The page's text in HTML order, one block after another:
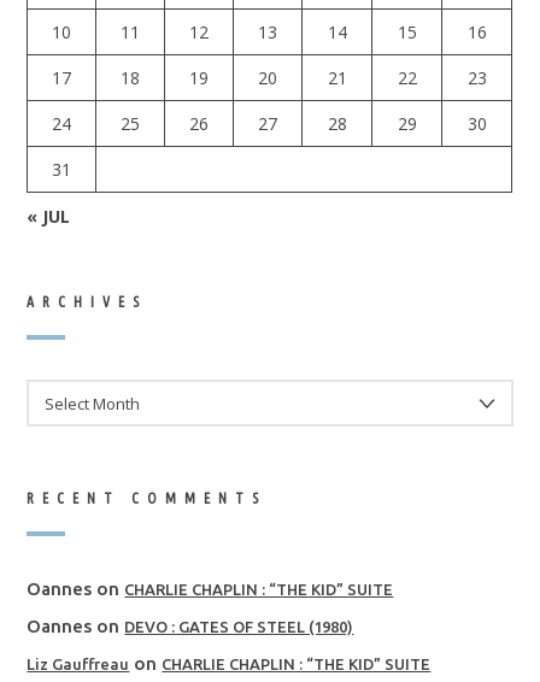
10
11 12 13 14 15
16
17
18 19 20 21 22
23
24
25 26 27 28 29
30
31
« JUL
ARCHIVES
RECENT COMMENTS
Oannes on CHARLIE CHAPLIN : “THE KID” SUITE
Oannes on DEVO : GATES OF STEEL (1980)
Liz Gauffreau on CHARLIE CHAPLIN : “THE KID” SUITE